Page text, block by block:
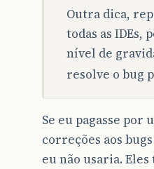
Outra dica,
todas as IDEs,
nível de
resolve o bug
Se eu pagasse por
correções aos
eu não usaria.